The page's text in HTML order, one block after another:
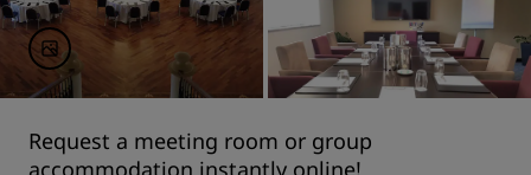
Request a meeting room or group
accommodation instantly online!